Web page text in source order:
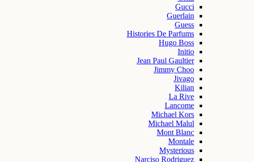
Gucci
Guerlain
Guess
Histories De Parfums
Hugo Boss
Initio
Jean Paul Gaultier
Jimmy Choo
Jivago
Kilian
La Rive
Lancome
Michael Kors
Michael Malul
Mont Blanc
Montale
Mysterious
Narciso Rodriguez